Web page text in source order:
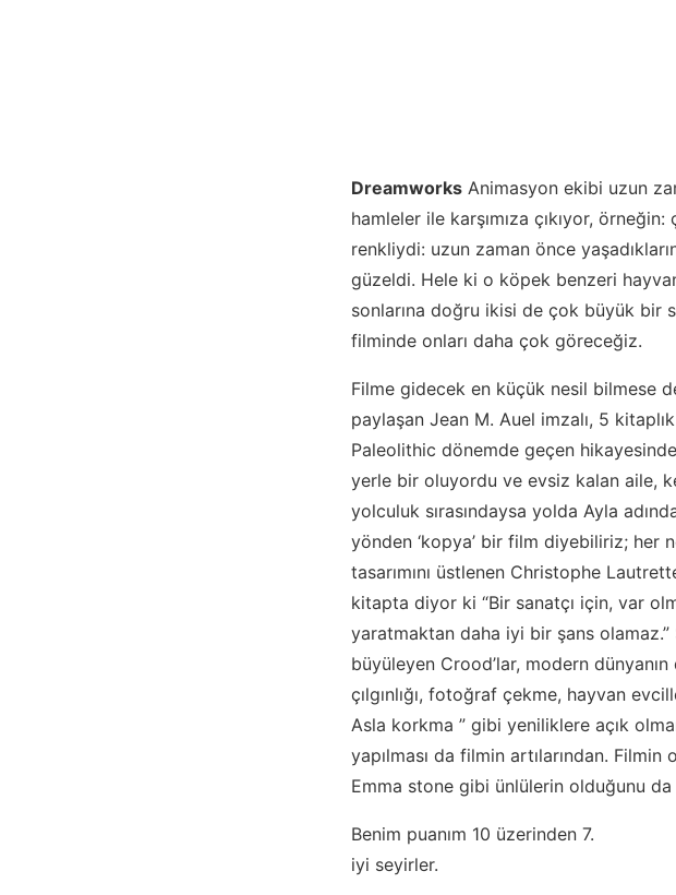
Dreamworks Animasyon ekibi uzun
hamleler ile karşımıza çıkıyor,
renkliydi: uzun zaman önce
güzeldi. Hele ki o köpek benzeri
sonlarına doğru ikisi de çok büyük bir
filminde onları daha çok göreceğiz.
Filme gidecek en küçük nesil bilmese
paylaşan Jean M. Auel imzalı, 5
Paleolithic dönemde geçen
yerle bir oluyordu ve evsiz kalan aile,
yolculuk sırasındaysa yolda Ayla
yönden ‘kopya’ bir film diyebiliriz; her
tasarımını üstlenen Christophe
kitapta diyor ki “Bir sanatçı için, var
yaratmaktan daha iyi bir şans
büyüleyen Crood’lar, modern
çılgınlığı, fotoğraf çekme, hayvan
Asla korkma ” gibi yeniliklere açık
yapılması da filmin artılarından.
Emma stone gibi ünlülerin olduğunu
Benim puanım 10 üzerinden 7.
iyi seyirler.